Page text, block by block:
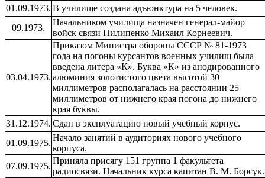
01.09.1973. В училище создана адъюнктура на 5 человек.
09.1973.
Начальником училища назначен генерал-майор
войск связи Пилипенко Михаил Корнеевич.
03.04.1973.
Приказом Министра обороны СССР № 81-1973
года на погоны курсантов военных училищ была
введена литера «К». Буква «К» из анодированного
алюминия золотистого цвета высотой 30
миллиметров располагалась на расстоянии 25
миллиметров от нижнего края погона до нижнего
края буквы.
31.12.1974. Сдан в эксплуатацию новый учебный корпус.
01.09.1975.
Начало занятий в аудиториях нового учебного
корпуса.
07.09.1975.
Приняла присягу 151 группа 1 факультета
радиосвязи. Начальник курса капитан В. М. Борсук.